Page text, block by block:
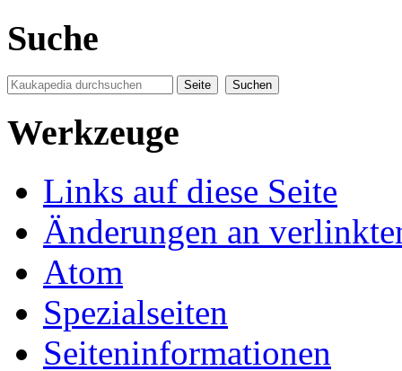
Suche
Werkzeuge
Links auf diese Seite
Änderungen an
Atom
Spezialseiten
Seiten­informationen